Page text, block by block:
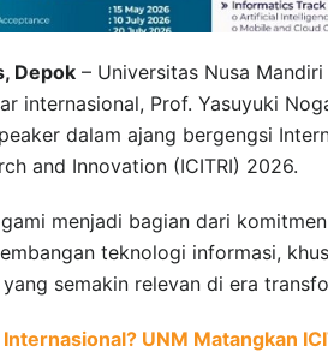
Depok – Universitas Nusa Mandiri
internasional, Prof. Yasuyuki
dalam ajang bergengsi
and Innovation (ICITRI) 2026.
menjadi bagian dari
teknologi informasi,
semakin relevan di era
Internasional? UNM Matangkan